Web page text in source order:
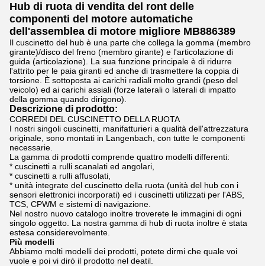
Hub di ruota di vendita del ront delle
componenti del motore automatiche
dell'assemblea di motore migliore MB886389
Il cuscinetto del hub è una parte che collega la gomma (membro
girante)/disco del freno (membro girante) e l'articolazione di
guida (articolazione). La sua funzione principale è di ridurre
l'attrito per le paia giranti ed anche di trasmettere la coppia di
torsione. È sottoposta ai carichi radiali molto grandi (peso del
veicolo) ed ai carichi assiali (forze laterali o laterali di impatto
della gomma quando dirigono).
Descrizione di prodotto:
CORREDI DEL CUSCINETTO DELLA RUOTA
I nostri singoli cuscinetti, manifatturieri a qualità dell'attrezzatura
originale, sono montati in Langenbach, con tutte le componenti
necessarie.
La gamma di prodotti comprende quattro modelli differenti:
* cuscinetti a rulli scanalati ed angolari,
* cuscinetti a rulli affusolati,
* unità integrate del cuscinetto della ruota (unità del hub con i
sensori elettronici incorporati) ed i cuscinetti utilizzati per l'ABS,
TCS, CPWM e sistemi di navigazione.
Nel nostro nuovo catalogo inoltre troverete le immagini di ogni
singolo oggetto. La nostra gamma di hub di ruota inoltre è stata
estesa considerevolmente.
Più modelli
Abbiamo molti modelli dei prodotti, potete dirmi che quale voi
vuole e poi vi dirò il prodotto nel deatil.